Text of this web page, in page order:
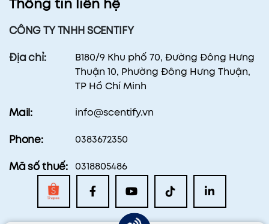
Thông tin liên hệ
CÔNG TY TNHH SCENTIFY
Địa chỉ:
B180/9 Khu phố 70, Đường Đông Hưng
Thuận 10, Phường Đông Hưng Thuận,
TP Hồ Chí Minh
Mail: info@scentify.vn
Phone: 0383672350
Mã số thuế: 0318805486